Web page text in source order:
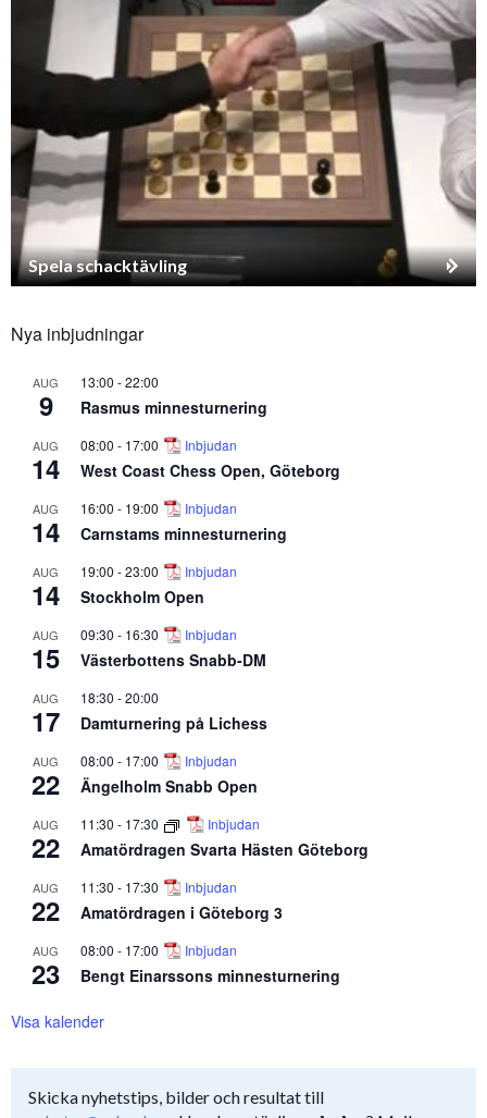
Spela schacktävling
Nya inbjudningar
AUG
9
13:00 -22:00
Rasmus minnesturnering
AUG
14
08:00 - 17:00 Inbjudan
West Coast Chess Open, Göteborg
AUG
14
16:00 - 19:00 Inbjudan
Carnstams minnesturnering
AUG
14
19:00 -23:00 Inbjudan
Stockholm Open
AUG
15
09:30 - 16:30 Inbjudan
Västerbottens Snabb-DM
AUG
17
18:30 -20:00
Damturnering på Lichess
AUG
22
08:00 - 17:00 Inbjudan
Ängelholm Snabb Open
AUG
22
11:30 - 17:30 Inbjudan
Amatördragen Svarta Hästen Göteborg
AUG
22
11:30 - 17:30 Inbjudan
Amatördragen i Göteborg 3
AUG
23
08:00 - 17:00 Inbjudan
Bengt Einarssons minnesturnering
Visa kalender
Skicka nyhetstips, bilder och resultat till